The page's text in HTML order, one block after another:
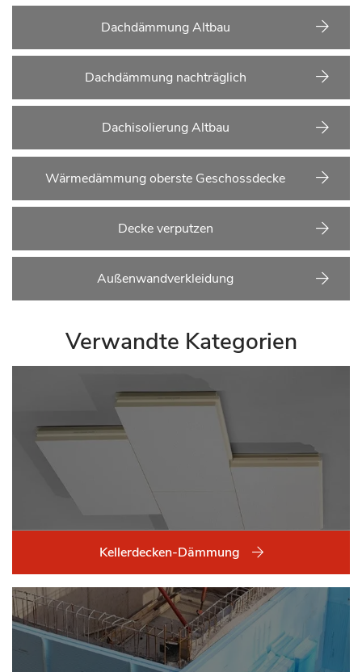
Dachdämmung Altbau
Dachdämmung nachträglich
Dachisolierung Altbau
Wärmedämmung oberste Geschossdecke
Decke verputzen
Außenwandverkleidung
Verwandte Kategorien
Kellerdecken-Dämmung